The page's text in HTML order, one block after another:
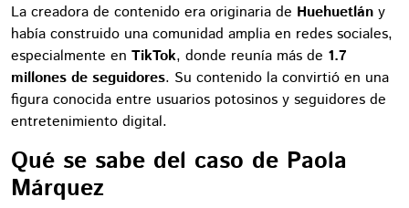
La creadora de contenido era originaria de Huehuetlán y
había construido una comunidad amplia en redes sociales,
especialmente en TikTok, donde reunía más de 1.7
millones de seguidores. Su contenido la convirtió en una
figura conocida entre usuarios potosinos y seguidores de
entretenimiento digital.
Qué se sabe del caso de Paola
Márquez